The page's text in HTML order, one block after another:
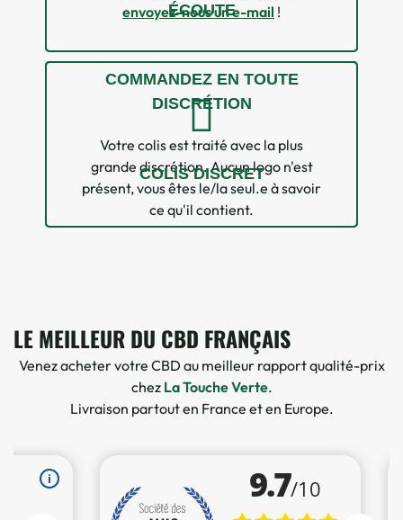
ÉCOUTE
envoyez-nous un e-mail !
COLIS DISCRET
COMMANDEZ EN TOUTE
DISCRÉTION
Votre colis est traité avec la plus
grande discrétion. Aucun logo n'est
présent, vous êtes le/la seul.e à savoir
ce qu'il contient.
LE MEILLEUR DU CBD FRANÇAIS
Venez acheter votre CBD au meilleur rapport qualité-prix
chez La Touche Verte.
Livraison partout en France et en Europe.